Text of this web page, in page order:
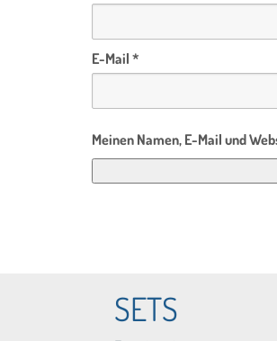
E-Mail *
Meinen Namen, E-Mail und
SETS